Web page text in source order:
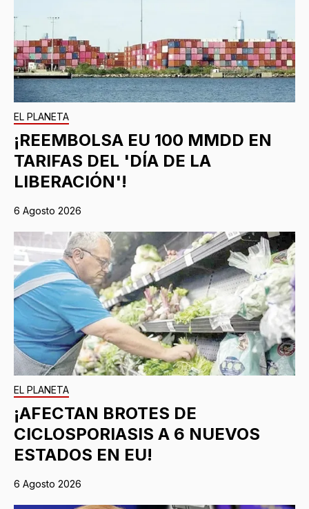
EL PLANETA
¡REEMBOLSA EU 100 MMDD EN
TARIFAS DEL 'DÍA DE LA
LIBERACIÓN'!
6 Agosto 2026
EL PLANETA
¡AFECTAN BROTES DE
CICLOSPORIASIS A 6 NUEVOS
ESTADOS EN EU!
6 Agosto 2026